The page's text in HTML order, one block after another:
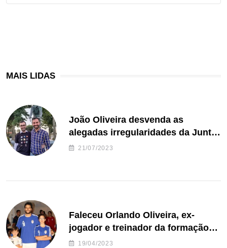
MAIS LIDAS
João Oliveira desvenda as
alegadas irregularidades da Junta
de Freguesia S. João de Ver
21/07/2023
Faleceu Orlando Oliveira, ex-
jogador e treinador da formação
de andebol do Feirense
19/04/2023